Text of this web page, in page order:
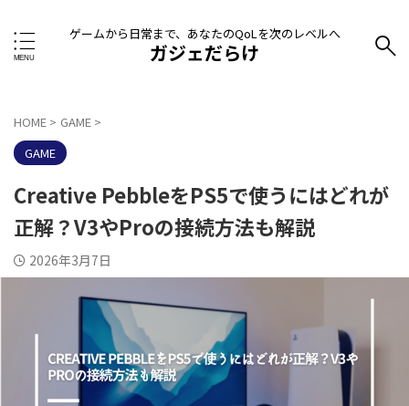
ゲームから日常まで、あなたのQoLを次のレベルへ
ガジェだらけ
HOME > GAME >
GAME
Creative PebbleをPS5で使うにはどれが
正解？V3やProの接続方法も解説
2026年3月7日